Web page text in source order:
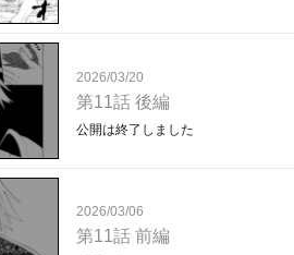
2026/03/20
第11話 後編
公開は終了しました
2026/03/06
第11話 前編